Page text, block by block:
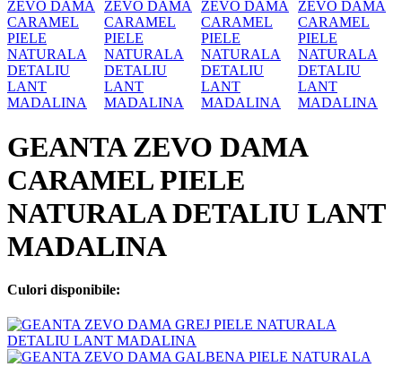
GEANTA ZEVO DAMA
CARAMEL PIELE
NATURALA DETALIU LANT
MADALINA
Culori disponibile: